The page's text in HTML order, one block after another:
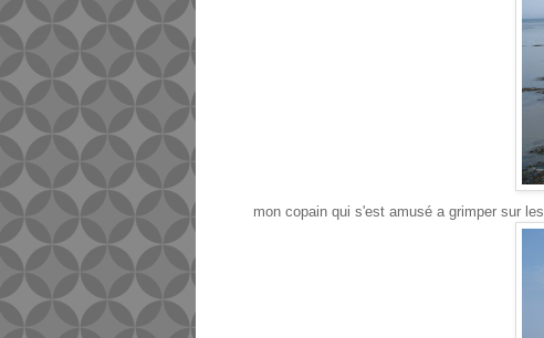
mon copain qui s'est amusé a grimper sur